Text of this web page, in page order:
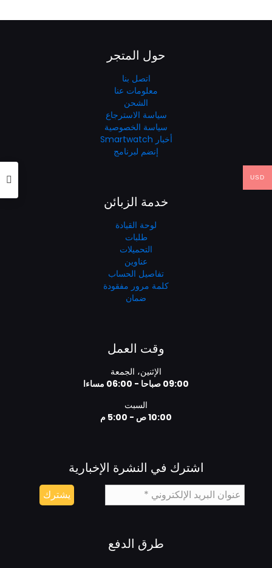
حول المتجر
اتصل بنا
معلومات عنا
الشحن
سياسة الاسترجاع
سياسة الخصوصية
أخبار Smartwatch
إنضم لبرنامج
خدمة الزبائن
لوحة القيادة
طلبات
التحميلات
عناوين
تفاصيل الحساب
كلمة مرور مفقودة
ضمان
وقت العمل
الإثنين، الجمعة
09:00 صباحا - 06:00 مساءا
السبت
10:00 ص - 5:00 م
اشترك في النشرة الإخبارية
طرق الدفع
USD